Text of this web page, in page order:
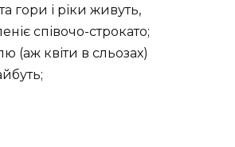
гори і ріки живуть,
співочо-строкато;
(аж квіти в сльозах)